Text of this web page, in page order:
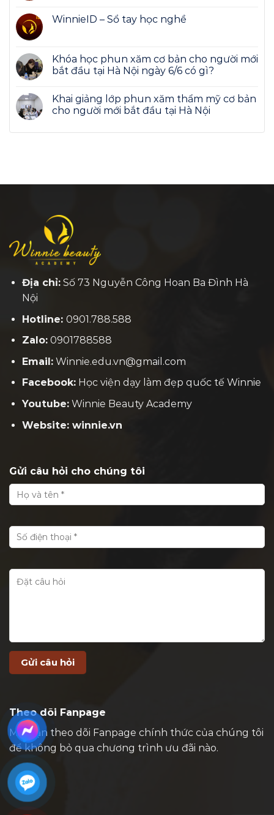
WinnieID – Sổ tay học nghề
Khóa học phun xăm cơ bản cho người mới
bắt đầu tại Hà Nội ngày 6/6 có gì?
Khai giảng lớp phun xăm thẩm mỹ cơ bản
cho người mới bắt đầu tại Hà Nội
Địa chỉ:Số 73 Nguyễn Công Hoan Ba Đình Hà
Nội
Hotline: 0901.788.588
Zalo:0901788588
Email:Winnie.edu.vn@gmail.com
Facebook:Học viện dạy làm đẹp quốc tế Winnie
Youtube:Winnie Beauty Academy
Website: winnie.vn
Gửi câu hỏi cho chúng tôi
Theo dõi Fanpage
Mời bạn theo dõi Fanpage chính thức của chúng tôi
để không bỏ qua chương trình ưu đãi nào.